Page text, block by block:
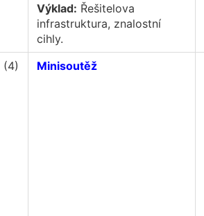
Výklad: Řešitelova
infrastruktura, znalostní
cihly.
(4) Minisoutěž